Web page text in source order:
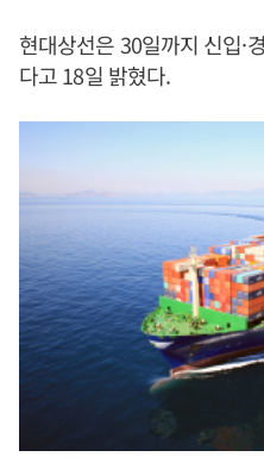
현대상선은 30일까지 신입·
다고 18일 밝혔다.